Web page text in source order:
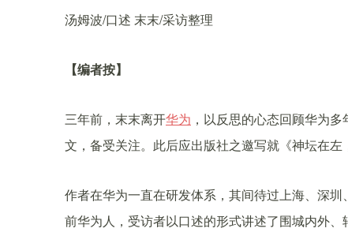
汤姆波/口述 末末/采访整理
【编者按】
三年前，末末离开华为 ，以反思的心态回顾华为
文，备受关注。此后应出版社之邀写就《神坛在左
作者在华为一直在研发体系，其间待过上海、深
前华为人，受访者以口述的形式讲述了围城内外、